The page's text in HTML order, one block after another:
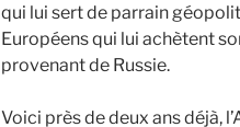
qui lui sert de parrain
Européens qui lui achètent
provenant de Russie.
Voici près de deux ans déjà,